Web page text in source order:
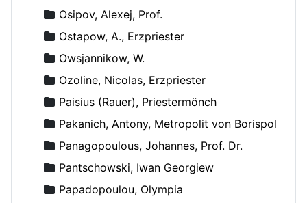
Osipov, Alexej, Prof.
Ostapow, A., Erzpriester
Owsjannikow, W.
Ozoline, Nicolas, Erzpriester
Paisius (Rauer), Priestermönch
Pakanich, Antony, Metropolit von Borispol
Panagopoulous, Johannes, Prof. Dr.
Pantschowski, Iwan Georgiew
Papadopoulou, Olympia